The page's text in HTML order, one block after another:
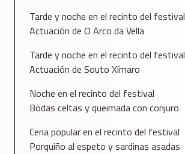
Tarde y noche en el recinto del festival
Actuación de O Arco da Vella
Tarde y noche en el recinto del festival
Actuación de Souto Xímaro
Noche en el recinto del festival
Bodas celtas y queimada con conjuro
Cena popular en el recinto del festival
Porquiño al espeto y sardinas asadas